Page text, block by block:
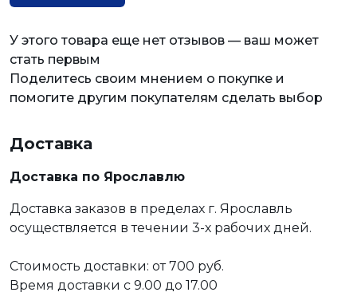
У этого товара еще нет отзывов — ваш может
стать первым
Поделитесь своим мнением о покупке и
помогите другим покупателям сделать выбор
Доставка
Доставка по Ярославлю
Доставка заказов в пределах г. Ярославль
осуществляется в течении 3-х рабочих дней.
Стоимость доставки: от 700 руб.
Время доставки с 9.00 до 17.00